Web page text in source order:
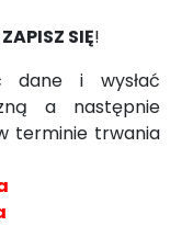
ZAPISZ SIĘ!
dane i wysłać
a następnie
terminie trwania